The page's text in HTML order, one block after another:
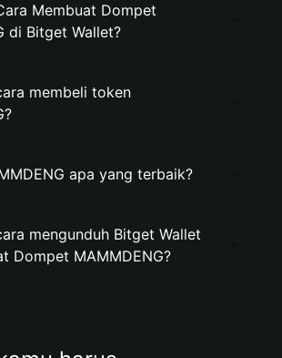
Membuat Dompet
di Bitget Wallet?
membeli token
apa yang terbaik?
mengunduh Bitget Wallet
Dompet MAMMDENG?